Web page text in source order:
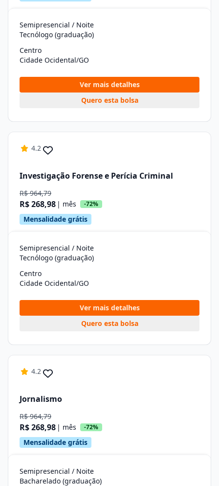
Semipresencial / Noite
Tecnólogo (graduação)
Centro
Cidade Ocidental/GO
Ver mais detalhes
Quero esta bolsa
4.2
Investigação Forense e Perícia Criminal
R$ 964,79
R$ 268,98 | mês -72%
Mensalidade grátis
Semipresencial / Noite
Tecnólogo (graduação)
Centro
Cidade Ocidental/GO
Ver mais detalhes
Quero esta bolsa
4.2
Jornalismo
R$ 964,79
R$ 268,98 | mês -72%
Mensalidade grátis
Semipresencial / Noite
Bacharelado (graduação)